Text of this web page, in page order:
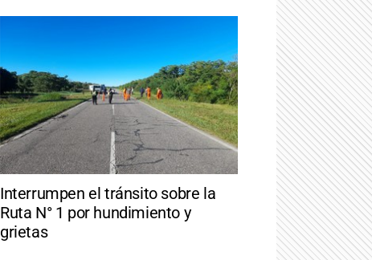
Interrumpen el tránsito sobre la
Ruta N° 1 por hundimiento y
grietas